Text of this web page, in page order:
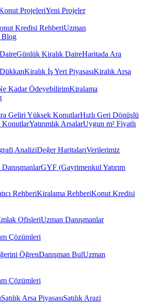
ProjeleriYeni Projeler
Kredisi RehberiUzman
Blog
Günlük Kiralık DaireHaritada Ara
Kiralık İş Yeri PiyasasıKiralık Arsa
Kadar ÖdeyebilirimKiralama
Geliri Yüksek KonutlarHızlı Geri Dönüşlü
KonutlarYatırımlık ArsalarUygun m² Fiyatlı
AnaliziDeğer HaritalarıVerilerimiz
GYF (Gayrimenkul Yatırım
RehberiKiralama RehberiKonut Kredisi
OfisleriUzman Danışmanlar
Çözümleri
ÖğrenDanışman BulUzman
Çözümleri
Satılık Arsa PiyasasıSatılık Arazi